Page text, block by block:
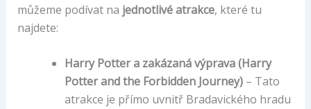
můžeme podívat na jednotlivé atrakce, které tu
najdete:
Harry Potter a zakázaná výprava (Harry
Potter and the Forbidden Journey)– Tato
atrakce je přímo uvnitř Bradavického hradu